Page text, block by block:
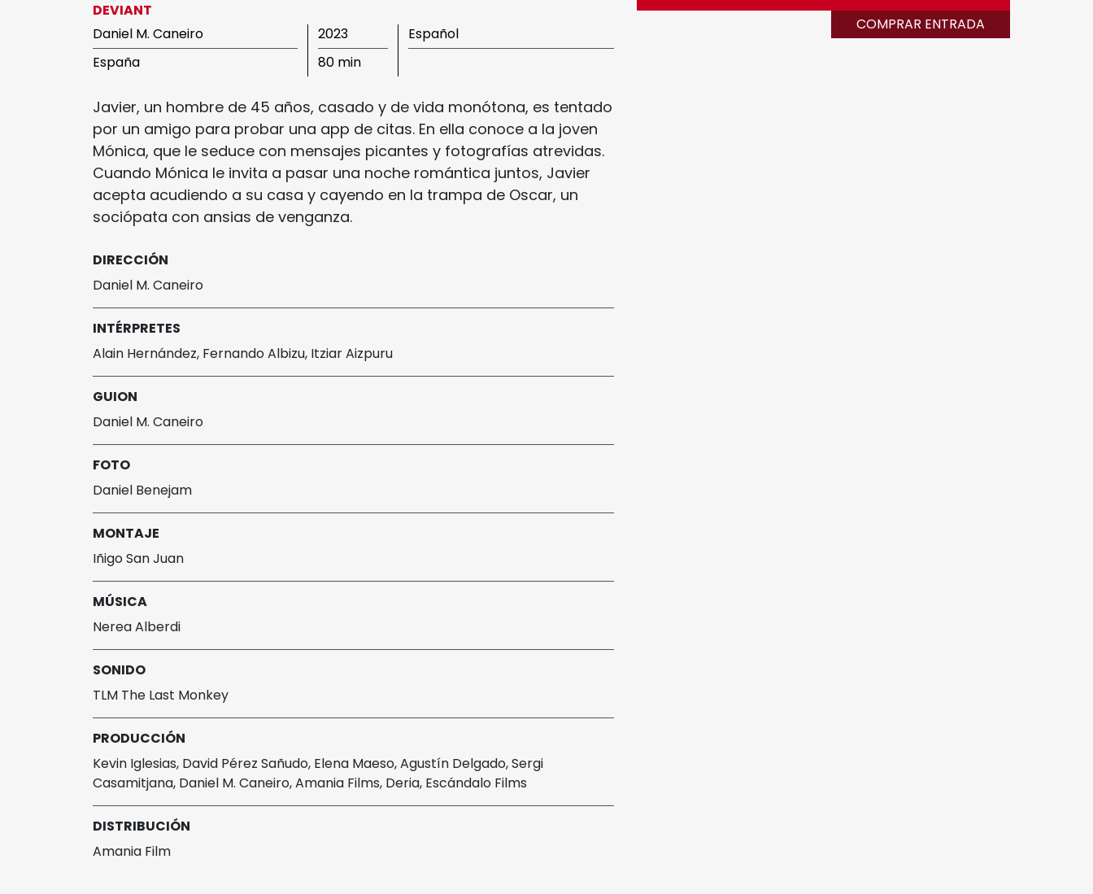
DEVIANT
Daniel M. Caneiro
España
2023
80 min
Español
Javier, un hombre de 45 años, casado y de vida monótona, es tentado
por un amigo para probar una app de citas. En ella conoce a la joven
Mónica, que le seduce con mensajes picantes y fotografías atrevidas.
Cuando Mónica le invita a pasar una noche romántica juntos, Javier
acepta acudiendo a su casa y cayendo en la trampa de Oscar, un
sociópata con ansias de venganza.
DIRECCIÓN
Daniel M. Caneiro
INTÉRPRETES
Alain Hernández, Fernando Albizu, Itziar Aizpuru
GUION
Daniel M. Caneiro
FOTO
Daniel Benejam
MONTAJE
Iñigo San Juan
MÚSICA
Nerea Alberdi
SONIDO
TLM The Last Monkey
PRODUCCIÓN
Kevin Iglesias, David Pérez Sañudo, Elena Maeso, Agustín Delgado, Sergi
Casamitjana, Daniel M. Caneiro, Amania Films, Deria, Escándalo Films
DISTRIBUCIÓN
Amania Film
COMPRAR ENTRADA